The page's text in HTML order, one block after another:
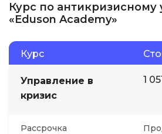
Курс по
«Eduson Academy»
Курс
Управление в
кризис
1
Рассрочка